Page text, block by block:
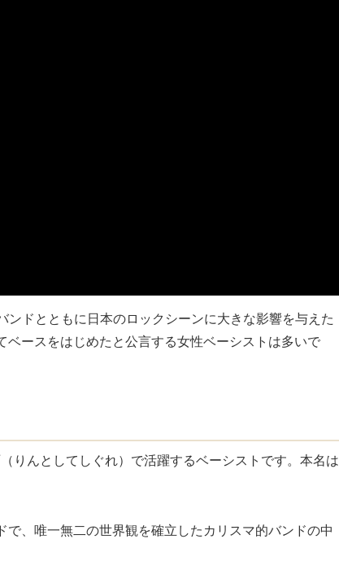
ドとともに日本のロックシーンに大きな影響を与えた
ースをはじめたと公言する女性ベーシストは多いで
んとしてしぐれ）で活躍するベーシストです。本名は
、唯一無二の世界観を確立したカリスマ的バンドの中